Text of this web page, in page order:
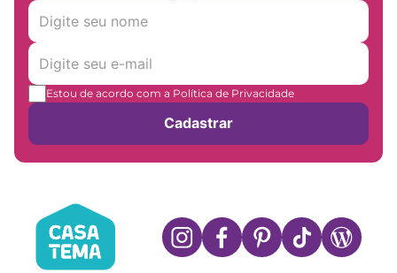
Estou de acordo com a Política de Privacidade
Cadastrar